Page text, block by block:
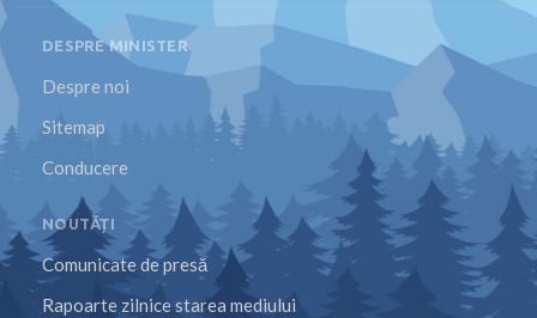
DESPRE MINISTER
Despre noi
Sitemap
Conducere
NOUTĂȚI
Comunicate de presă
Rapoarte zilnice starea mediului